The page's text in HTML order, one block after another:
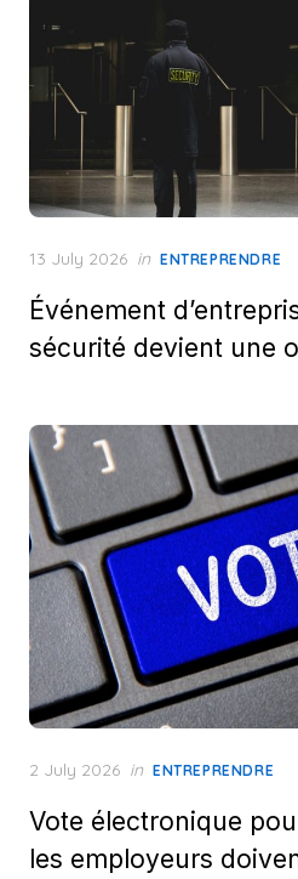
Posted
13 July 2026 in ENTREPRENDRE
Événement
sécurité devient une
Posted
2 July 2026 in ENTREPRENDRE
Vote électronique
les employeurs